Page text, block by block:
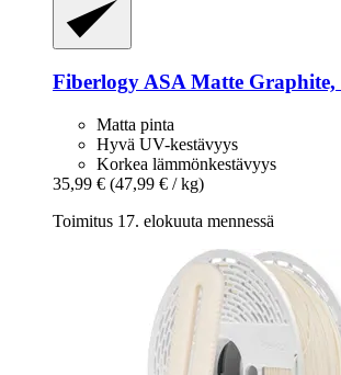
Fiberlogy ASA Matte Graphite,
Matta pinta
Hyvä UV-kestävyys
Korkea lämmönkestävyys
35,99 € (47,99 € / kg)
Toimitus 17. elokuuta mennessä